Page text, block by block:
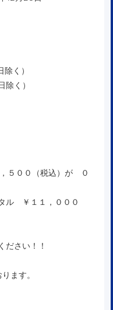
く）
く）
５００（税込）が ０
ル ￥１１，０００
ださい！！
ます。